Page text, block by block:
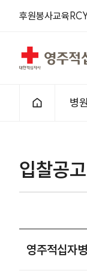
후원봉사교육
영주적십자병원
홈으로
병
입찰공고
영주적십자